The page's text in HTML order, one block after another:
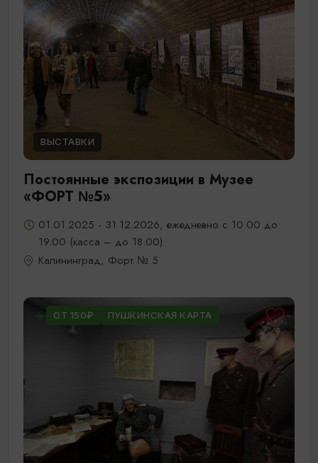
ВЫСТАВКИ
Постоянные экспозиции в Музее
«ФОРТ №5»
01.01.2025 - 31.12.2026, ежедневно с 10.00 до
19.00 (касса – до 18.00)
Калининград, Форт № 5
ОТ 150₽ ПУШКИНСКАЯ КАРТА